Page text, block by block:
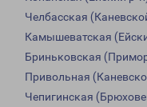
Челбасская
Камышеватская
Бриньковская
Привольная
Чепигинская